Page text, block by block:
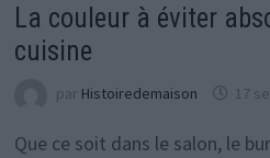
La couleur à éviter
cuisine
par Histoiredemaison 17
Que ce soit dans le salon, le